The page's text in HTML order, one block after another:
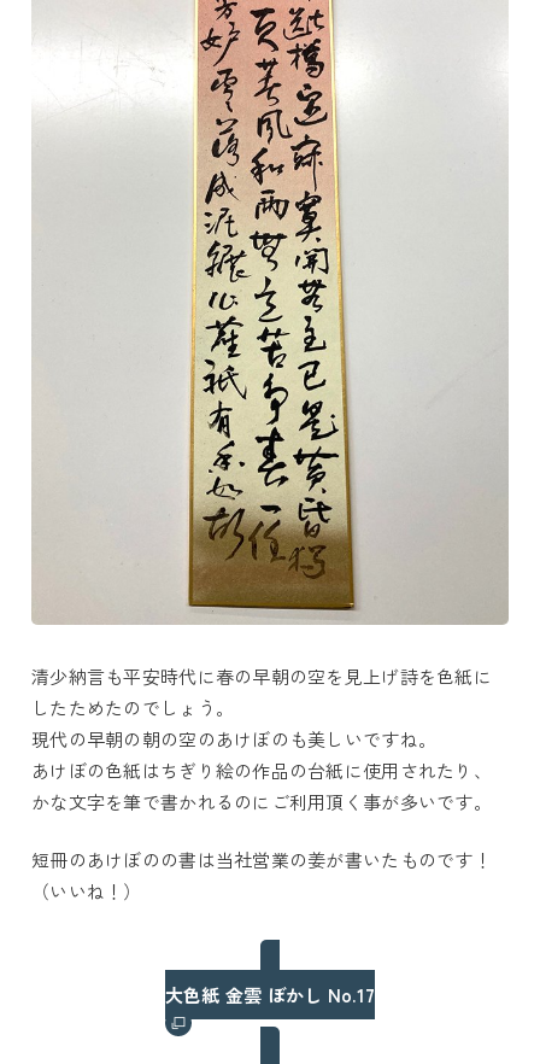
清少納言も平安時代に春の早朝の空を見上げ詩を色紙に
したためたのでしょう。
現代の早朝の朝の空のあけぼのも美しいですね。
あけぼの色紙はちぎり絵の作品の台紙に使用されたり、
かな文字を筆で書かれるのにご利用頂く事が多いです。
短冊のあけぼのの書は当社営業の姜が書いたものです！
（いいね！）
大色紙 金雲 ぼかし No.17